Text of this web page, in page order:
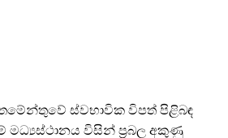
ස්වභාවික විපත් පිළිබඳ
විසින් ප්‍රබල අකුණු